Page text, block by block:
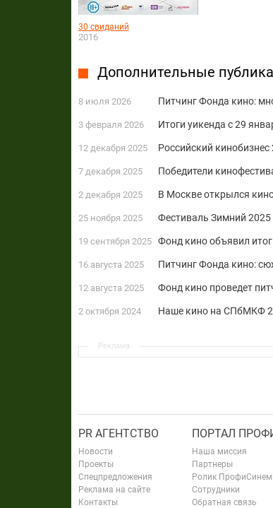
30 свиданий
2016
Дополнительные
8 июля 2026 Питчинг Фонда кино:
3 февраля 2026 Итоги уикенда с 29
12 декабря 2025 Российский
7 декабря 2025 Победители
2 декабря 2025 В Москве открылся
25 ноября 2025 Фестиваль Зимний
19 сентября 2025 Фонд кино объявил
16 августа 2025 Питчинг Фонда кино:
12 августа 2025 Фонд кино проведет
2 октября 2024 Наше кино на СПбМКФ
Реклама
PR АГЕНТСТВО
Новости
Проекты
Спецпредложения
Реклама на сайте
Контакты
ПОРТАЛ
Наша миссия
Партнеры
Ролик
Сотрудники
Обратная связь